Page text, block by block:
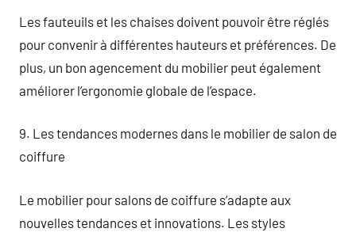
Les fauteuils et les chaises doivent pouvoir être réglés
pour convenir à différentes hauteurs et préférences. De
plus, un bon agencement du mobilier peut également
améliorer l’ergonomie globale de l’espace.
9. Les tendances modernes dans le mobilier de salon de
coiffure
Le mobilier pour salons de coiffure s’adapte aux
nouvelles tendances et innovations. Les styles